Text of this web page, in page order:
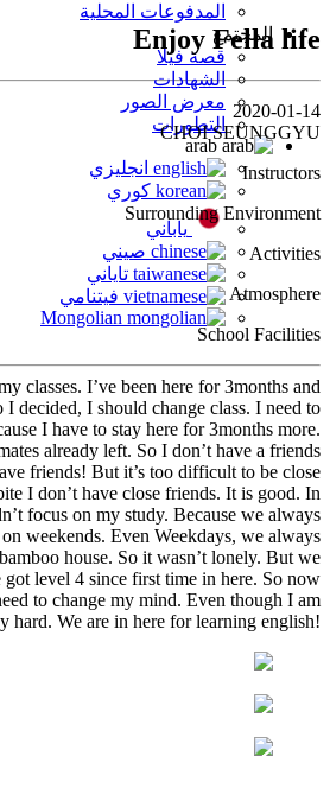
المدفوعات المحلية
المجتمع
قصة فيلا
الشهادات
معرض الصور
التطورات
arab
انجليزي
كوري
ياباني
صيني
تاياني
فيتنامي
Mongolian
Enjoy Fella life
2020-01-14
CHOI SEUNGGYU
Instructors
Surrounding Environment
Activities
Atmosphere
School Facilities
classes. I’ve been here for 3months and
decided, I should change class. I need to
I have to stay here for 3months more.
already left. So I don’t have a friends
friends! But it’s too difficult to be close
I don’t have close friends. It is good. In
focus on my study. Because we always
weekends. Even Weekdays, we always
house. So it wasn’t lonely. But we
got level 4 since first time in here. So now
to change my mind. Even though I am
hard. We are in here for learning english!